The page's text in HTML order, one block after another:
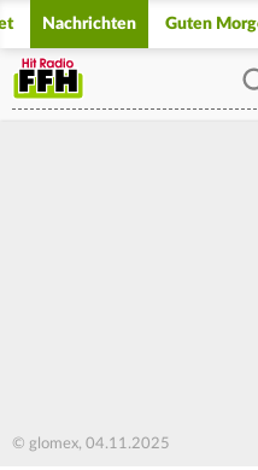
Nachrichten Guten
© glomex, 04.11.2025